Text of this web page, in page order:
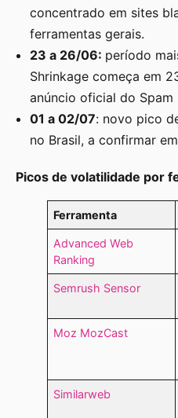
concentrado em sites
ferramentas gerais.
23 a 26/06: período
Shrinkage começa em
anúncio oficial do Spam
01 a 02/07: novo pico
no Brasil, a confirmar
Picos de volatilidade por
Ferramenta
Advanced Web
Ranking
Semrush Sensor
Moz MozCast
Similarweb